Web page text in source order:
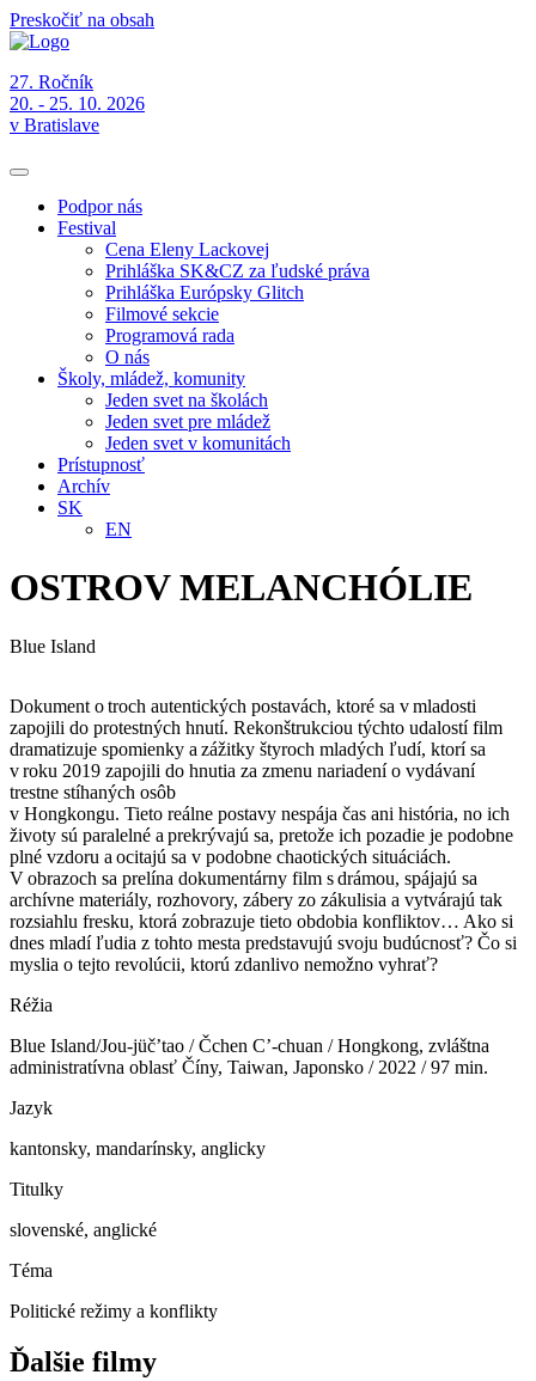
Preskočiť na obsah
27. Ročník
20. - 25. 10. 2026
v Bratislave
Podpor nás
Festival
Cena Eleny Lackovej
Prihláška SK&CZ za ľudské práva
Prihláška Európsky Glitch
Filmové sekcie
Programová rada
O nás
Školy, mládež, komunity
Jeden svet na školách
Jeden svet pre mládež
Jeden svet v komunitách
Prístupnosť
Archív
SK
EN
OSTROV MELANCHÓLIE
Blue Island
Dokument o troch autentických postavách, ktoré sa v mladosti
zapojili do protestných hnutí. Rekonštrukciou týchto udalostí film
dramatizuje spomienky a zážitky štyroch mladých ľudí, ktorí sa
v roku 2019 zapojili do hnutia za zmenu nariadení o vydávaní
trestne stíhaných osôb
v Hongkongu. Tieto reálne postavy nespája čas ani história, no ich
životy sú paralelné a prekrývajú sa, pretože ich pozadie je podobne
plné vzdoru a ocitajú sa v podobne chaotických situáciách.
V obrazoch sa prelína dokumentárny film s drámou, spájajú sa
archívne materiály, rozhovory, zábery zo zákulisia a vytvárajú tak
rozsiahlu fresku, ktorá zobrazuje tieto obdobia konfliktov… Ako si
dnes mladí ľudia z tohto mesta predstavujú svoju budúcnosť? Čo si
myslia o tejto revolúcii, ktorú zdanlivo nemožno vyhrať?
Réžia
Blue Island/Jou-jüčʼtao / Čchen Cʼ-chuan / Hongkong, zvláštna
administratívna oblasť Číny, Taiwan, Japonsko / 2022 / 97 min.
Jazyk
kantonsky, mandarínsky, anglicky
Titulky
slovenské, anglické
Téma
Politické režimy a konflikty
Ďalšie filmy